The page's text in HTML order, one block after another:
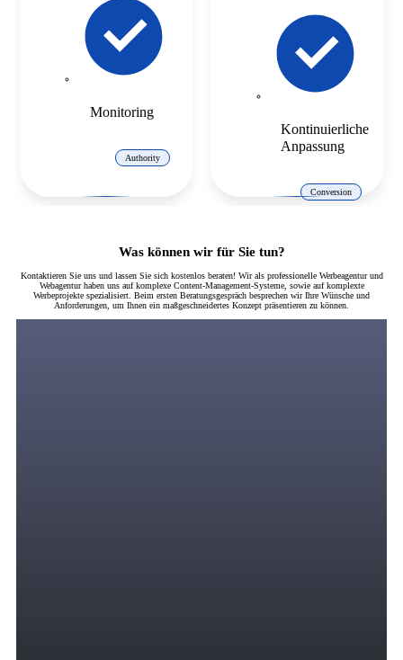
Monitoring
Authority
Kontinuierliche
Anpassung
Conversion
Was können wir für Sie tun?
Kontaktieren Sie uns und lassen Sie sich kostenlos beraten! Wir als professionelle Werbeagentur und
Webagentur haben uns auf komplexe Content-Management-Systeme, sowie auf komplexte
Werbeprojekte spezialisiert. Beim ersten Beratungsgespräch besprechen wir Ihre Wünsche und
Anforderungen, um Ihnen ein maßgeschneidertes Konzept präsentieren zu können.